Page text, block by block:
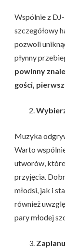
Wspólnie z
szczegółowy
pozwoli
płynny
powinny
gości,
Muzyka
Warto
utworów,
przyjęcia.
młodsi, jak i
również
pary młodej